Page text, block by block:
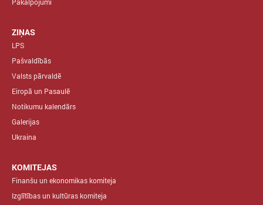
ZIŅAS
LPS
Pašvaldībās
Valsts pārvaldē
Eiropā un Pasaulē
Notikumu kalendārs
Galerijas
Ukraina
KOMITEJAS
Finanšu un ekonomikas komiteja
Izglītības un kultūras komiteja